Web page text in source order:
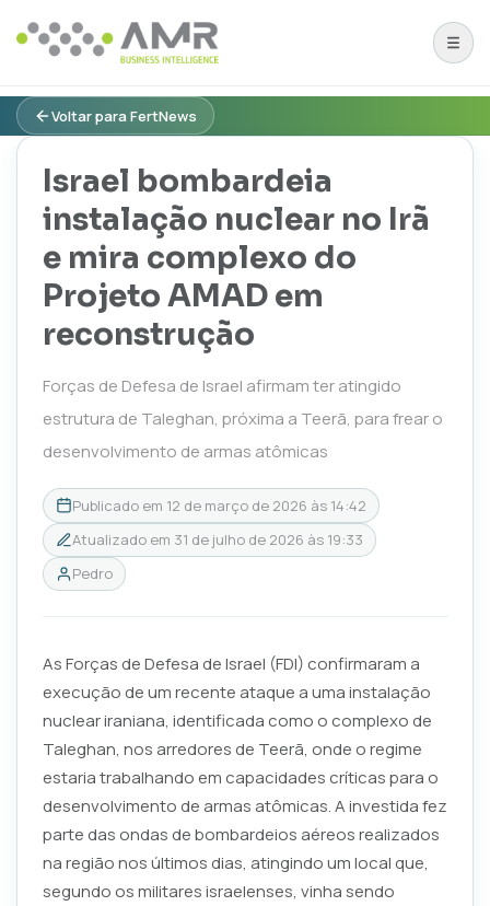
Voltar para FertNews
Israel bombardeia
instalação nuclear no Irã
e mira complexo do
Projeto AMAD em
reconstrução
Forças de Defesa de Israel afirmam ter atingido
estrutura de Taleghan, próxima a Teerã, para frear o
desenvolvimento de armas atômicas
Publicado em 12 de março de 2026 às 14:42
Atualizado em 31 de julho de 2026 às 19:33
Pedro
As Forças de Defesa de Israel (FDI) confirmaram a
execução de um recente ataque a uma instalação
nuclear iraniana, identificada como o complexo de
Taleghan, nos arredores de Teerã, onde o regime
estaria trabalhando em capacidades críticas para o
desenvolvimento de armas atômicas. A investida fez
parte das ondas de bombardeios aéreos realizados
na região nos últimos dias, atingindo um local que,
segundo os militares israelenses, vinha sendo